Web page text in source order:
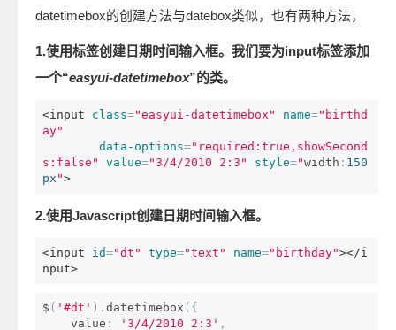
datetimebox的创建方法与datebox类似，也有两种方法，
1.使用标签创建日期时间输入框。我们要为input标签添加
一个“easyui-datetimebox”的类。
<input class="easyui-datetimebox" name="birthd
ay"
data-options="required:true,showSecond
s:false"
value="3/4/2010 2:3" style="width : 150
px ">
2.使用Javascript创建日期时间输入框。
<input id="dt" type="text" name="birthday"></i
nput>
$ ( '#dt' ). datetimebox ({
    value
: '3/4/2010 2:3' ,